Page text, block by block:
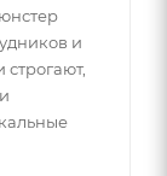
и
строгают,